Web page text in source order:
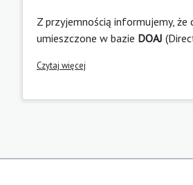
Z przyjemnością informujemy,
umieszczone w bazie DOAJ
Czytaj więcej